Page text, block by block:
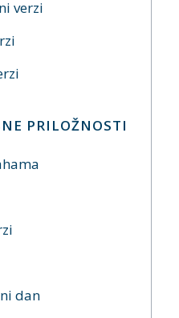
verzi
PRILOŽNOSTI
dan